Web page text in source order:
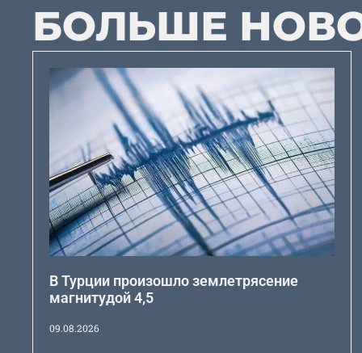
БОЛЬШЕ
В Турции произошло землетрясение
магнитудой 4,5
09.08.2026